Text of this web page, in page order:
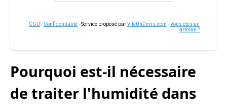
CGU - Confidentialité- Service proposé parViteUnDevis.com -Vous êtes un
artisan ?
Pourquoi est-il nécessaire
de traiter l'humidité dans